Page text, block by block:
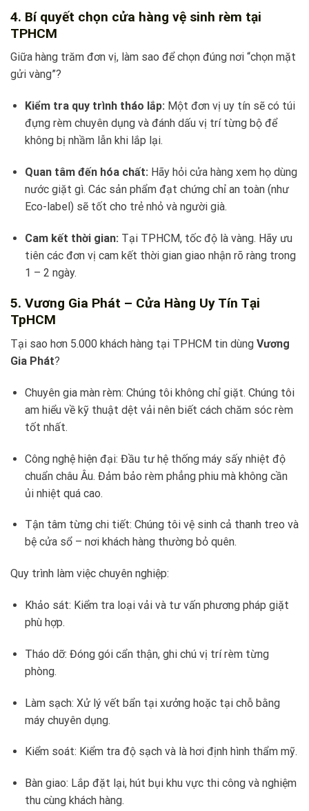
4. Bí quyết chọn cửa hàng vệ sinh rèm tại
TPHCM
Giữa hàng trăm đơn vị, làm sao để chọn đúng nơi “chọn mặt
gửi vàng”?
Kiểm tra quy trình tháo lắp: Một đơn vị uy tín sẽ có túi
đựng rèm chuyên dụng và đánh dấu vị trí từng bộ để
không bị nhầm lẫn khi lắp lại.
Quan tâm đến hóa chất: Hãy hỏi cửa hàng xem họ dùng
nước giặt gì. Các sản phẩm đạt chứng chỉ an toàn (như
Eco-label) sẽ tốt cho trẻ nhỏ và người già.
Cam kết thời gian: Tại TPHCM, tốc độ là vàng. Hãy ưu
tiên các đơn vị cam kết thời gian giao nhận rõ ràng trong
1 – 2 ngày.
5. Vương Gia Phát – Cửa Hàng Uy Tín Tại
TpHCM
Tại sao hơn 5.000 khách hàng tại TPHCM tin dùng Vương
Gia Phát?
Chuyên gia màn rèm: Chúng tôi không chỉ giặt. Chúng tôi
am hiểu về kỹ thuật dệt vải nên biết cách chăm sóc rèm
tốt nhất.
Công nghệ hiện đại: Đầu tư hệ thống máy sấy nhiệt độ
chuẩn châu Âu. Đảm bảo rèm phẳng phiu mà không cần
ủi nhiệt quá cao.
Tận tâm từng chi tiết: Chúng tôi vệ sinh cả thanh treo và
bệ cửa sổ – nơi khách hàng thường bỏ quên.
Quy trình làm việc chuyên nghiệp:
Khảo sát: Kiểm tra loại vải và tư vấn phương pháp giặt
phù hợp.
Tháo dỡ: Đóng gói cẩn thận, ghi chú vị trí rèm từng
phòng.
Làm sạch: Xử lý vết bẩn tại xưởng hoặc tại chỗ bằng
máy chuyên dụng.
Kiểm soát: Kiểm tra độ sạch và là hơi định hình thẩm mỹ.
Bàn giao: Lắp đặt lại, hút bụi khu vực thi công và nghiệm
thu cùng khách hàng.